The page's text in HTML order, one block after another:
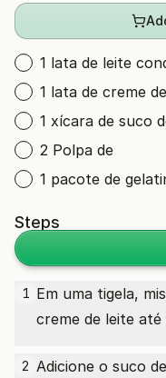
1 lata de leite
1 lata de creme
1 xícara de suco
2 Polpa de
1 pacote de
Steps
1 Em uma tigela,
creme de leite
2 Adicione o suco